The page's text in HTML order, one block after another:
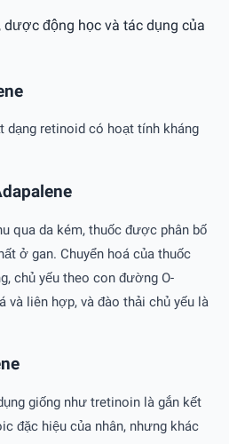
động học và tác dụng của
dạng retinoid có hoạt tính kháng
qua da kém, thuốc được phân bố
ở gan. Chuyển hoá của thuốc
chủ yếu theo con đường O-
và liên hợp, và đào thải chủ yếu là
giống như tretinoin là gắn kết
đặc hiệu của nhân, nhưng khác